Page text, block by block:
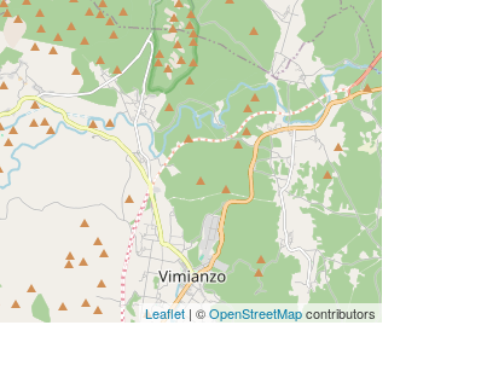
Leaflet | ©OpenStreetMapcontributors